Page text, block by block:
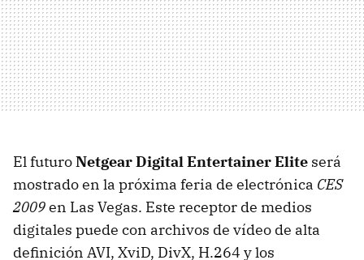
El futuroNetgear Digital Entertainer Elite será
mostrado en la próxima feria de electrónica CES
2009en Las Vegas. Este receptor de medios
digitales puede con archivos de vídeo de alta
definición AVI, XviD, DivX, H.264 y los